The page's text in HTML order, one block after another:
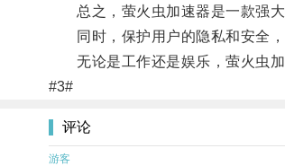
总之，萤火虫加速器是一款强大
同时，保护用户的隐私和安全，
无论是工作还是娱乐，萤火虫加
#3#
评论
游客